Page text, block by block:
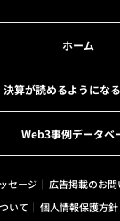
ホーム
決算が読めるようにな
Web3事例データベ
セージ 広告掲載のお
いて
個人情報保護方針